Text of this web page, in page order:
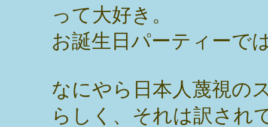
って大好き。
お誕生日パーティーで
なにやら日本人蔑視の
らしく、それは訳され